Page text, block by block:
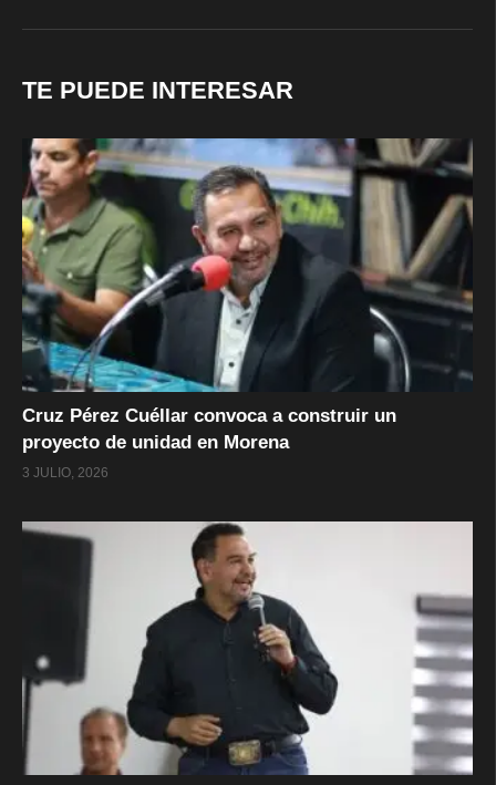
TE PUEDE INTERESAR
Cruz Pérez Cuéllar convoca a construir un
proyecto de unidad en Morena
3 JULIO, 2026